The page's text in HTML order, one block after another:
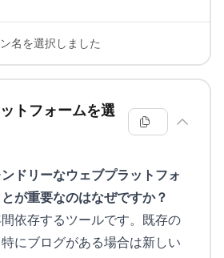
名を選択しました
トフォームを選
ドリーなウェブプラットフォ
が重要なのはなぜですか？
依存するツールです。既存の
にブログがある場合は新しい